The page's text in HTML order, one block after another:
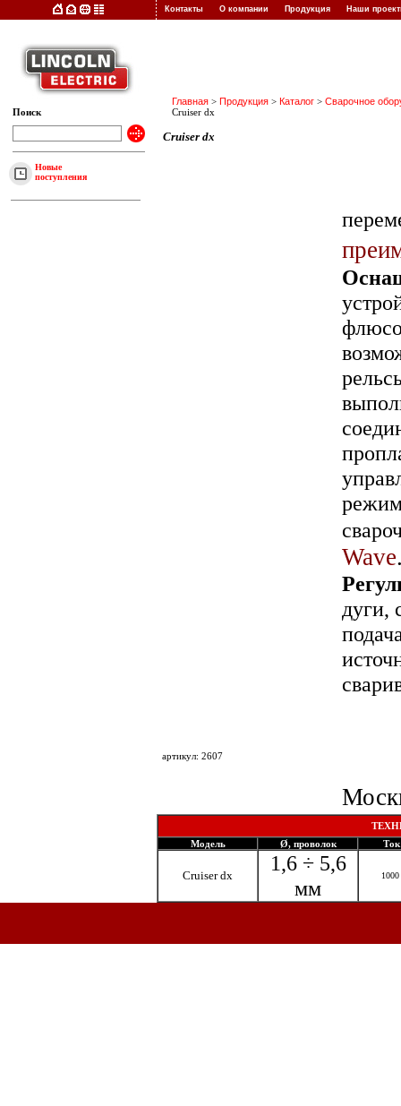
Контакты О компании Продукция Наши
Поиск
Новые
поступления
Главная > Продукция > Каталог > Сварочное
Cruiser dx
Cruiser dx
Wave
дуги,
артикул: 2607
Модель
Ø, проволок Ток
Cruiser dx
1,6 ÷ 5,6
мм